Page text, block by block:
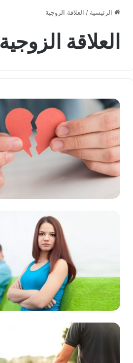
الرئيسية / العلاقة الزوجية
العلاقة الزوجية